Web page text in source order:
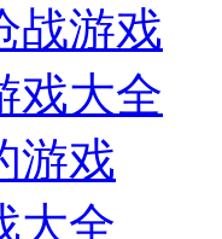
战游戏
戏大全
游戏
大全